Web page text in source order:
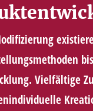
Vielfältige